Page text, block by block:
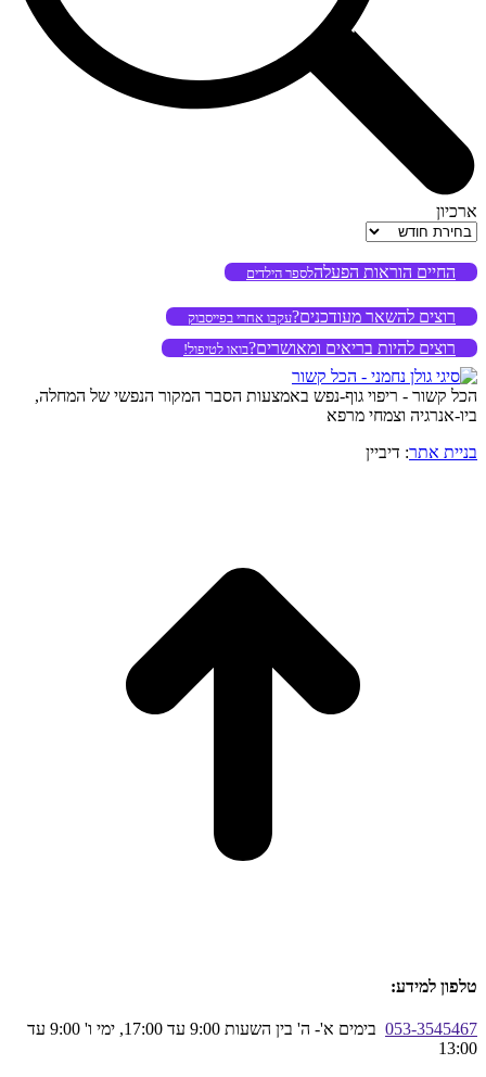
ארכיון
ארכיון
החיים הוראות הפעלהלספר הילדים
רוצים להשאר מעודכנים?עקבו אחרי בפייסבוק
רוצים להיות בריאים ומאושרים?בואו לטיפול!
הכל קשור - ריפוי גוף-נפש באמצעות הסבר המקור הנפשי של המחלה,
ביו-אנרגיה וצמחי מרפא
בניית אתר: דיביין
טלפון למידע:
053-3545467
בימים א'- ה' בין השעות 9:00 עד 17:00, ימי ו' 9:00 עד
13:00